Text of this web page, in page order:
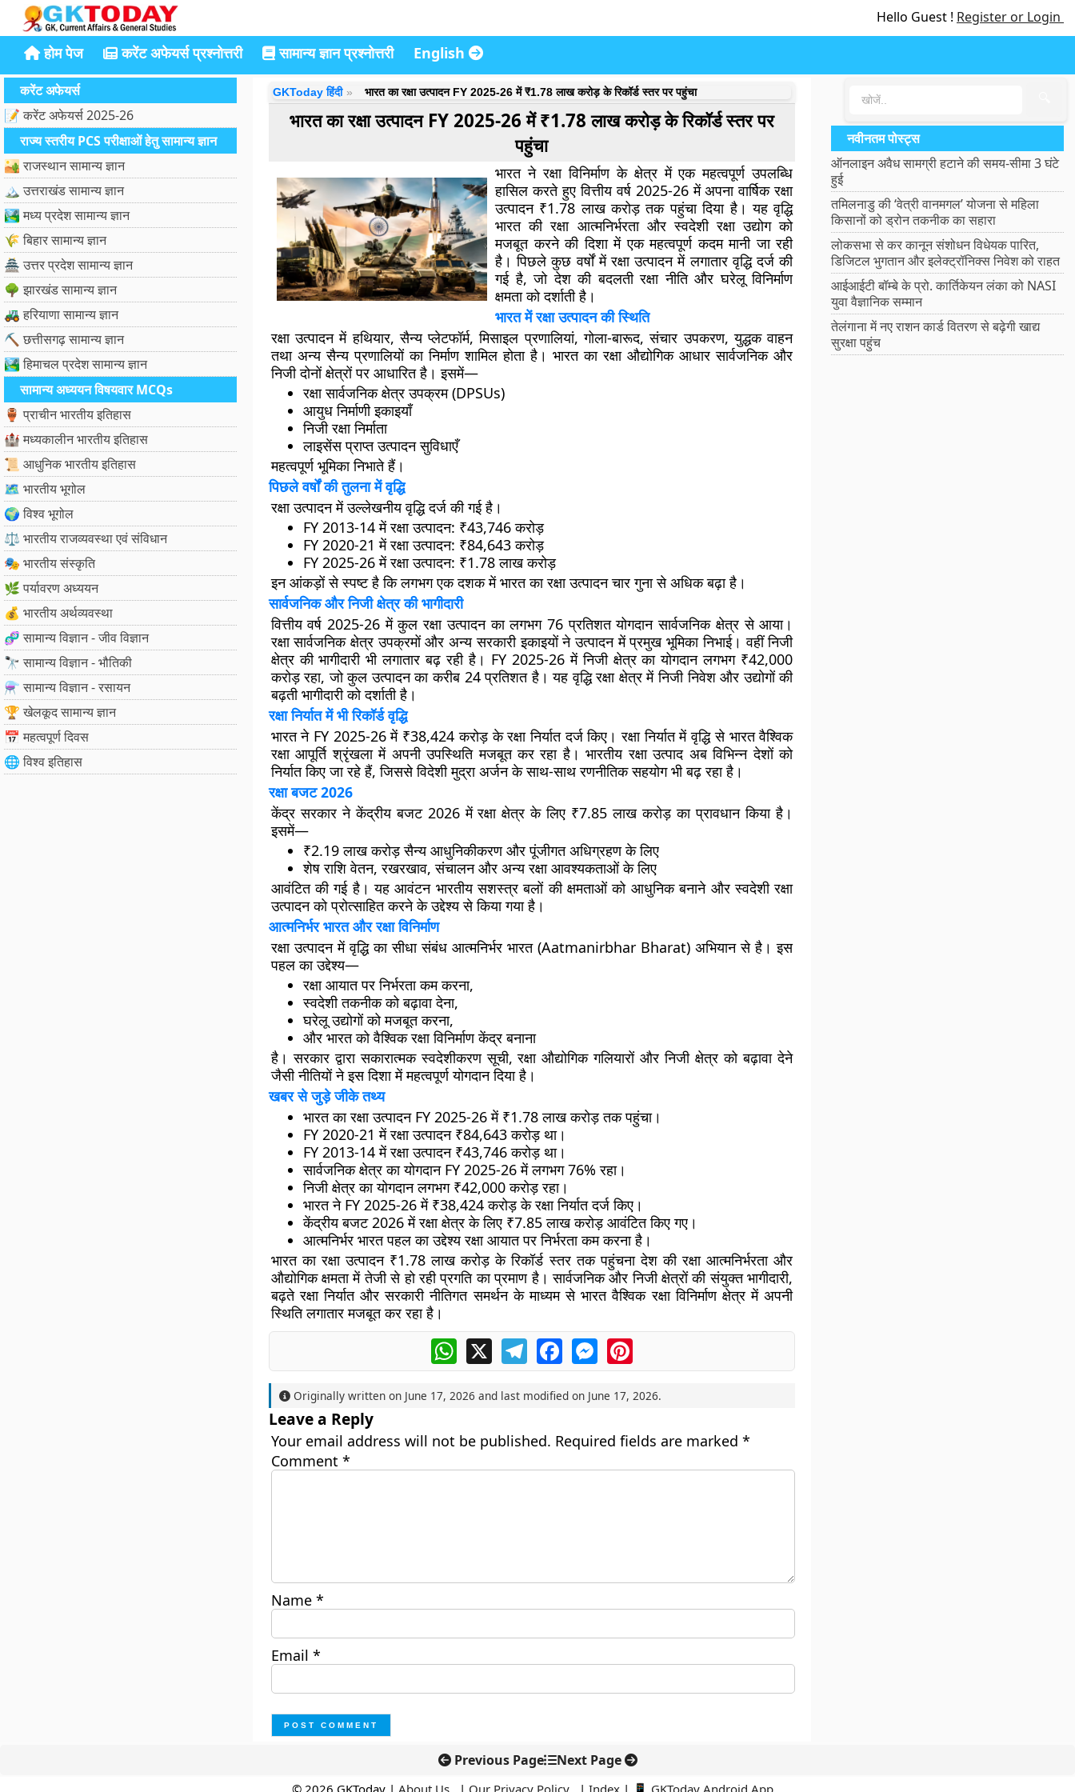
Hello Guest ! Register or Login
होम पेज करेंट अफेयर्स प्रश्नोत्तरी सामान्य ज्ञान प्रश्नोत्तरी English
करेंट अफेयर्स
📝 करेंट अफेयर्स 2025-26
राज्य स्तरीय PCS परीक्षाओं हेतु सामान्य ज्ञान
🏜️ राजस्थान सामान्य ज्ञान
🏔️ उत्तराखंड सामान्य ज्ञान
🏞️ मध्य प्रदेश सामान्य ज्ञान
🌾 बिहार सामान्य ज्ञान
🏯 उत्तर प्रदेश सामान्य ज्ञान
🌳 झारखंड सामान्य ज्ञान
🚜 हरियाणा सामान्य ज्ञान
⛏️ छत्तीसगढ़ सामान्य ज्ञान
🏞️ हिमाचल प्रदेश सामान्य ज्ञान
सामान्य अध्ययन विषयवार MCQs
🏺 प्राचीन भारतीय इतिहास
🏰 मध्यकालीन भारतीय इतिहास
📜 आधुनिक भारतीय इतिहास
🗺️ भारतीय भूगोल
🌍 विश्व भूगोल
⚖️ भारतीय राजव्यवस्था एवं संविधान
🎭 भारतीय संस्कृति
🌿 पर्यावरण अध्ययन
💰 भारतीय अर्थव्यवस्था
🧬 सामान्य विज्ञान - जीव विज्ञान
🔭 सामान्य विज्ञान - भौतिकी
⚗️ सामान्य विज्ञान - रसायन
🏆 खेलकूद सामान्य ज्ञान
📅 महत्वपूर्ण दिवस
🌐 विश्व इतिहास
GKToday हिंदी भारत का रक्षा उत्पादन FY 2025-26 में ₹1.78 लाख करोड़ के रिकॉर्ड स्तर पर पहुंचा
भारत का रक्षा उत्पादन FY 2025-26 में ₹1.78 लाख करोड़ के रिकॉर्ड स्तर पर
पहुंचा
भारत ने रक्षा विनिर्माण के क्षेत्र में एक महत्वपूर्ण उपलब्धि
हासिल करते हुएवित्तीय वर्ष 2025-26में अपना वार्षिक रक्षा
उत्पादन ₹1.78 लाख करोड़तक पहुंचा दिया है। यह वृद्धि
भारत की रक्षा आत्मनिर्भरता और स्वदेशी रक्षा उद्योग को
मजबूत करने की दिशा में एक महत्वपूर्ण कदम मानी जा रही
है। पिछले कुछ वर्षों में रक्षा उत्पादन में लगातार वृद्धि दर्ज की
गई है, जो देश की बदलती रक्षा नीति और घरेलू विनिर्माण
क्षमता को दर्शाती है।
भारत में रक्षा उत्पादन की स्थिति
रक्षा उत्पादन में हथियार, सैन्य प्लेटफॉर्म, मिसाइल प्रणालियां, गोला-बारूद, संचार उपकरण, युद्धक वाहन
तथा अन्य सैन्य प्रणालियों का निर्माण शामिल होता है। भारत का रक्षा औद्योगिक आधार सार्वजनिक और
निजी दोनों क्षेत्रों पर आधारित है। इसमें—
रक्षा सार्वजनिक क्षेत्र उपक्रम (DPSUs)
आयुध निर्माणी इकाइयाँ
निजी रक्षा निर्माता
लाइसेंस प्राप्त उत्पादन सुविधाएँ
महत्वपूर्ण भूमिका निभाते हैं।
पिछले वर्षों की तुलना में वृद्धि
रक्षा उत्पादन में उल्लेखनीय वृद्धि दर्ज की गई है।
FY 2013-14 में रक्षा उत्पादन: ₹43,746 करोड़
FY 2020-21 में रक्षा उत्पादन: ₹84,643 करोड़
FY 2025-26 में रक्षा उत्पादन: ₹1.78 लाख करोड़
इन आंकड़ों से स्पष्ट है कि लगभग एक दशक में भारत का रक्षा उत्पादन चार गुना से अधिक बढ़ा है।
सार्वजनिक और निजी क्षेत्र की भागीदारी
वित्तीय वर्ष 2025-26 में कुल रक्षा उत्पादन का लगभग 76 प्रतिशत योगदान सार्वजनिक क्षेत्रसे आया।
रक्षा सार्वजनिक क्षेत्र उपक्रमों और अन्य सरकारी इकाइयों ने उत्पादन में प्रमुख भूमिका निभाई। वहीं निजी
क्षेत्र की भागीदारी भी लगातार बढ़ रही है। FY 2025-26 में निजी क्षेत्र का योगदान लगभग ₹42,000
करोड़रहा, जो कुल उत्पादन का करीब 24 प्रतिशतहै। यह वृद्धि रक्षा क्षेत्र में निजी निवेश और उद्योगों की
बढ़ती भागीदारी को दर्शाती है।
रक्षा निर्यात में भी रिकॉर्ड वृद्धि
भारत ने FY 2025-26 में ₹38,424 करोड़ के रक्षा निर्यातदर्ज किए। रक्षा निर्यात में वृद्धि से भारत वैश्विक
रक्षा आपूर्ति श्रृंखला में अपनी उपस्थिति मजबूत कर रहा है। भारतीय रक्षा उत्पाद अब विभिन्न देशों को
निर्यात किए जा रहे हैं, जिससे विदेशी मुद्रा अर्जन के साथ-साथ रणनीतिक सहयोग भी बढ़ रहा है।
रक्षा बजट 2026
केंद्र सरकार नेकेंद्रीय बजट 2026में रक्षा क्षेत्र के लिए ₹7.85 लाख करोड़का प्रावधान किया है।
इसमें—
₹2.19 लाख करोड़ सैन्य आधुनिकीकरण और पूंजीगत अधिग्रहण के लिए
शेष राशि वेतन, रखरखाव, संचालन और अन्य रक्षा आवश्यकताओं के लिए
आवंटित की गई है। यह आवंटन भारतीय सशस्त्र बलों की क्षमताओं को आधुनिक बनाने और स्वदेशी रक्षा
उत्पादन को प्रोत्साहित करने के उद्देश्य से किया गया है।
आत्मनिर्भर भारत और रक्षा विनिर्माण
रक्षा उत्पादन में वृद्धि का सीधा संबंध आत्मनिर्भर भारत (Aatmanirbhar Bharat) अभियान से है। इस
पहल का उद्देश्य—
रक्षा आयात पर निर्भरता कम करना,
स्वदेशी तकनीक को बढ़ावा देना,
घरेलू उद्योगों को मजबूत करना,
और भारत को वैश्विक रक्षा विनिर्माण केंद्र बनाना
है। सरकार द्वारा सकारात्मक स्वदेशीकरण सूची, रक्षा औद्योगिक गलियारों और निजी क्षेत्र को बढ़ावा देने
जैसी नीतियों ने इस दिशा में महत्वपूर्ण योगदान दिया है।
खबर से जुड़े जीके तथ्य
भारत का रक्षा उत्पादन FY 2025-26 में ₹1.78 लाख करोड़ तक पहुंचा।
FY 2020-21 में रक्षा उत्पादन ₹84,643 करोड़ था।
FY 2013-14 में रक्षा उत्पादन ₹43,746 करोड़ था।
सार्वजनिक क्षेत्र का योगदान FY 2025-26 में लगभग 76% रहा।
निजी क्षेत्र का योगदान लगभग ₹42,000 करोड़ रहा।
भारत ने FY 2025-26 में ₹38,424 करोड़ के रक्षा निर्यात दर्ज किए।
केंद्रीय बजट 2026 में रक्षा क्षेत्र के लिए ₹7.85 लाख करोड़ आवंटित किए गए।
आत्मनिर्भर भारत पहल का उद्देश्य रक्षा आयात पर निर्भरता कम करना है।
भारत का रक्षा उत्पादन ₹1.78 लाख करोड़ के रिकॉर्ड स्तर तक पहुंचना देश की रक्षा आत्मनिर्भरता और
औद्योगिक क्षमता में तेजी से हो रही प्रगति का प्रमाण है। सार्वजनिक और निजी क्षेत्रों की संयुक्त भागीदारी,
बढ़ते रक्षा निर्यात और सरकारी नीतिगत समर्थन के माध्यम से भारत वैश्विक रक्षा विनिर्माण क्षेत्र में अपनी
स्थिति लगातार मजबूत कर रहा है।
WhatsApp
X TelegramFacebookMessengerPinterest
Originally written on June 17, 2026 and last modified on June 17, 2026.
Leave a Reply
Your email address will not be published. Required fields are marked *
Comment *
Name *
Email *
नवीनतम पोस्ट्स
ऑनलाइन अवैध सामग्री हटाने की समय-सीमा 3 घंटे
हुई
तमिलनाडु की ‘वेत्री वानमगल’ योजना से महिला
किसानों को ड्रोन तकनीक का सहारा
लोकसभा से कर कानून संशोधन विधेयक पारित,
डिजिटल भुगतान और इलेक्ट्रॉनिक्स निवेश को राहत
आईआईटी बॉम्बे के प्रो. कार्तिकेयन लंका को NASI
युवा वैज्ञानिक सम्मान
तेलंगाना में नए राशन कार्ड वितरण से बढ़ेगी खाद्य
सुरक्षा पहुंच
Previous Page Next Page
© 2026 GKToday | About Us | Our Privacy Policy | Index | 📱 GKToday Android App